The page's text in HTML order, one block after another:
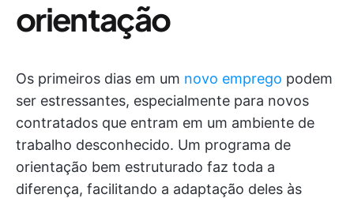
orientação
Os primeiros dias em um novo emprego podem
ser estressantes, especialmente para novos
contratados que entram em um ambiente de
trabalho desconhecido. Um programa de
orientação bem estruturado faz toda a
diferença, facilitando a adaptação deles às